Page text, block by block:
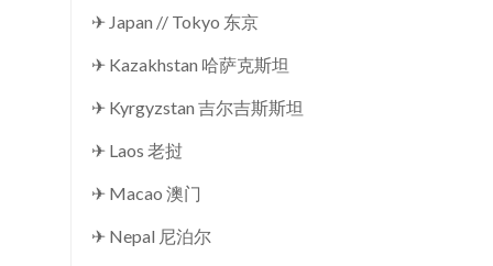
✈ Japan // Tokyo 东京
✈ Kazakhstan 哈萨克斯坦
✈ Kyrgyzstan 吉尔吉斯斯坦
✈ Laos 老挝
✈ Macao 澳门
✈ Nepal 尼泊尔